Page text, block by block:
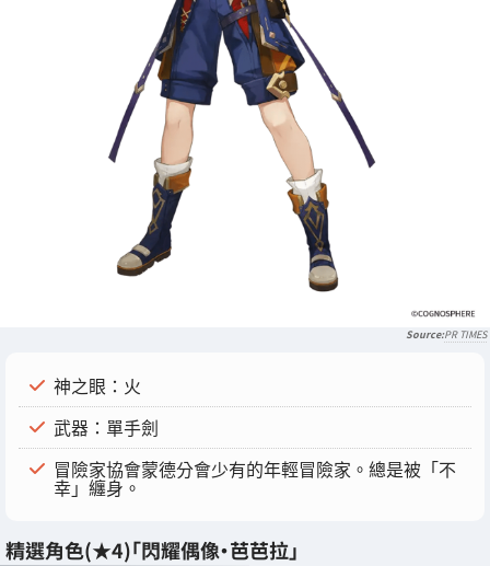
PR TIMES
神之眼：火
武器：單手劍
冒險家協會蒙德分會少有的年輕冒險家。總是被「不
幸」纏身。
精選角色(★4)「閃耀偶像・芭芭拉」